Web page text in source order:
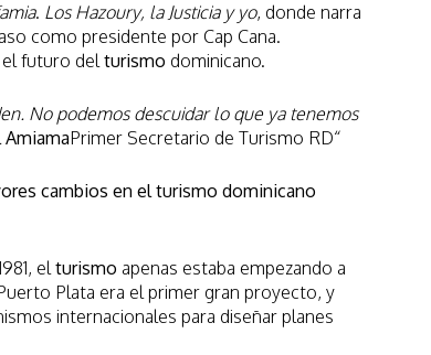
. Los Hazoury, la Justicia y yo, donde narra
como presidente por Cap Cana.
el futuro delturismo dominicano.
No podemos descuidar lo que ya tenemos
AmiamaPrimer Secretario de Turismo RD“
cambios en el turismo dominicano
elturismo apenas estaba empezando a
Plata era el primer gran proyecto, y
internacionales para diseñar planes